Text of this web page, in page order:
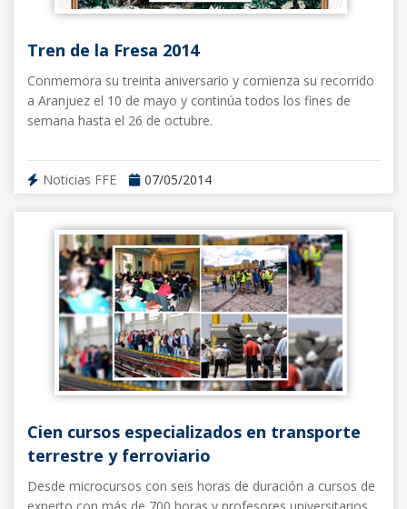
Tren de la Fresa 2014
Conmemora su treinta aniversario y comienza su recorrido
a Aranjuez el 10 de mayo y continúa todos los fines de
semana hasta el 26 de octubre.
Noticias FFE 07/05/2014
Cien cursos especializados en transporte
terrestre y ferroviario
Desde microcursos con seis horas de duración a cursos de